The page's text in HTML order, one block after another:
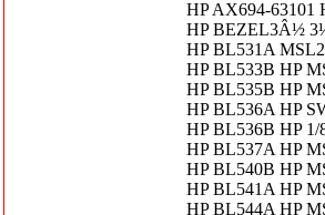
HP AX694-63101
HP BEZEL3Â½
HP BL531A
HP BL533B HP
HP BL535B HP
HP BL536A HP
HP BL536B HP
HP BL537A HP
HP BL540B HP
HP BL541A HP
HP BL544A HP